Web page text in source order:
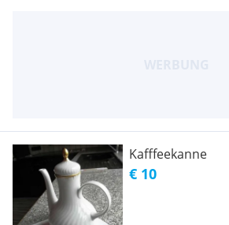
Kafffeekanne
€ 10